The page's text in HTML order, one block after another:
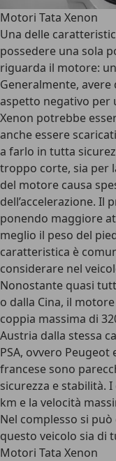
Motori Tata Xenon
Una delle
possedere una sola
riguarda il motore:
Generalmente,
aspetto negativo per
Xenon potrebbe
anche essere
a farlo in tutta
troppo corte, sia per
del motore causa
dell’accelerazione. Il
ponendo maggiore
meglio il peso del
caratteristica è
considerare nel
Nonostante quasi
o dalla Cina, il
coppia massima di
Austria dalla stessa
PSA, ovvero
francese sono
sicurezza e stabilità.
km e la velocità
Nel complesso si
questo veicolo sia di
Motori Tata Xenon